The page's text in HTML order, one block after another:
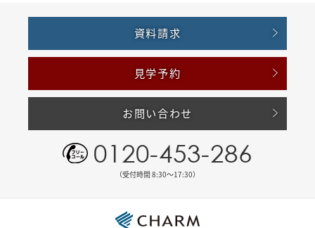
資料請求
見学予約
お問い合わせ
0120-453-286
（受付時間 8:30〜17:30）